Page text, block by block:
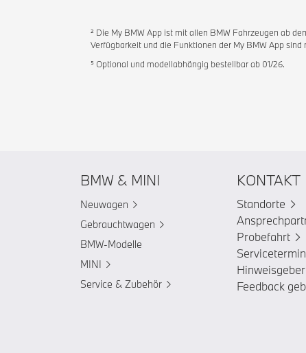
² Die My BMW App ist mit allen BMW Fahrzeugen ab
Verfügbarkeit und die Funktionen der My BMW App sind
⁵ Optional und modellabhängig bestellbar ab 01/26.
BMW & MINI
Neuwagen
Gebrauchtwagen
BMW-Modelle
MINI
Service & Zubehör
KONTAKT
Standorte
Probefahrt
Servicetermin
Feedback